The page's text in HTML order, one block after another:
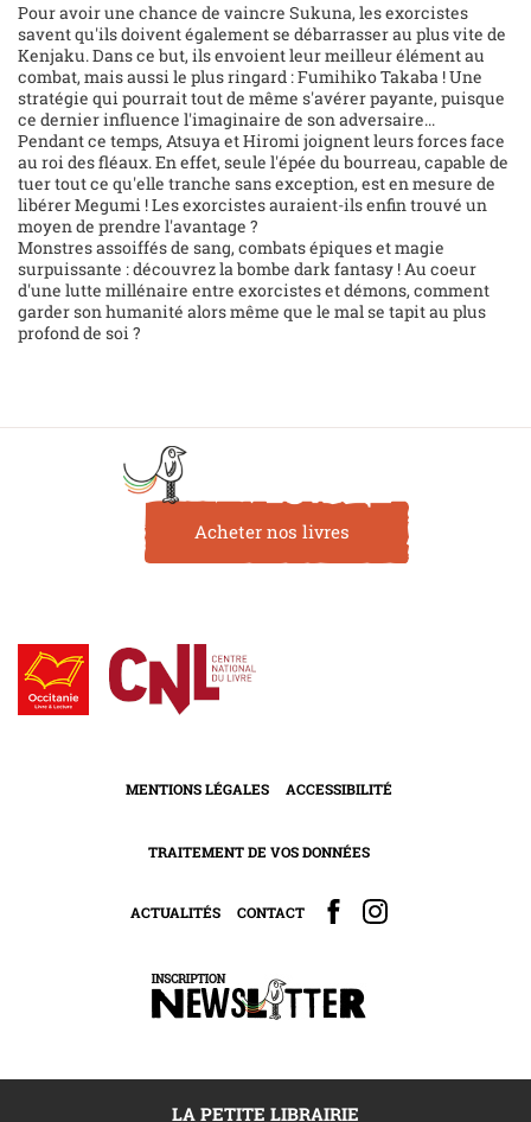
Pour avoir une chance de vaincre Sukuna, les exorcistes
savent qu'ils doivent également se débarrasser au plus vite de
Kenjaku. Dans ce but, ils envoient leur meilleur élément au
combat, mais aussi le plus ringard : Fumihiko Takaba ! Une
stratégie qui pourrait tout de même s'avérer payante, puisque
ce dernier influence l'imaginaire de son adversaire...
Pendant ce temps, Atsuya et Hiromi joignent leurs forces face
au roi des fléaux. En effet, seule l'épée du bourreau, capable de
tuer tout ce qu'elle tranche sans exception, est en mesure de
libérer Megumi ! Les exorcistes auraient-ils enfin trouvé un
moyen de prendre l'avantage ?
Monstres assoiffés de sang, combats épiques et magie
surpuissante : découvrez la bombe dark fantasy ! Au coeur
d'une lutte millénaire entre exorcistes et démons, comment
garder son humanité alors même que le mal se tapit au plus
profond de soi ?
Acheter nos livres
MENTIONS LÉGALES ACCESSIBILITÉ
TRAITEMENT DE VOS DONNÉES
ACTUALITÉS CONTACT
LA PETITE LIBRAIRIE